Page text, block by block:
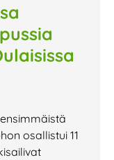
osallistui 11